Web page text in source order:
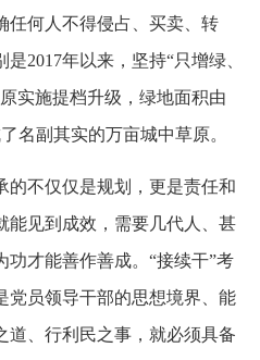
任何人不得侵占、买卖、转
2017年以来，坚持“只增绿、
实施提档升级，绿地面积由
名副其实的万亩城中草原。
的不仅仅是规划，更是责任和
能见到成效，需要几代人、甚
才能善作善成。“接续干”考
党员领导干部的思想境界、能
道、行利民之事，就必须具备